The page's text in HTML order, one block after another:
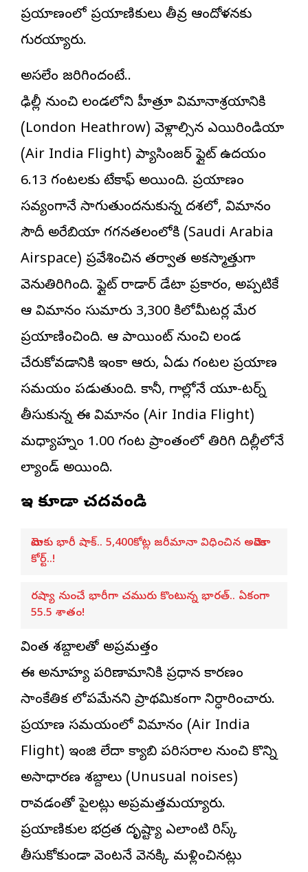
ప్రయాణంలో ప్రయాణికులు తీవ్ర ఆందోళనకు
గురయ్యారు.
అసలేం జరిగిందంటే..
ఢిల్లీ నుంచి లండన్‌లోని హీత్రూ విమానాశ్రయానికి
(London Heathrow) వెళ్లాల్సిన ఎయిరిండియా
(Air India Flight) ప్యాసింజర్ ఫ్లైట్ ఉదయం
6.13 గంటలకు టేకాఫ్ అయింది. ప్రయాణం
సవ్యంగానే సాగుతుందనుకున్న దశలో, విమానం
సౌదీ అరేబియా గగనతలంలోకి (Saudi Arabia
Airspace) ప్రవేశించిన తర్వాత అకస్మాత్తుగా
వెనుతిరిగింది. ఫ్లైట్ రాడార్ డేటా ప్రకారం, అప్పటికే
ఆ విమానం సుమారు 3,300 కిలోమీటర్ల మేర
ప్రయాణించింది. ఆ పాయింట్ నుంచి లండన్
చేరుకోవడానికి ఇంకా ఆరు, ఏడు గంటల ప్రయాణ
సమయం పడుతుంది. కానీ, గాల్లోనే యూ-టర్న్
తీసుకున్న ఈ విమానం (Air India Flight)
మధ్యాహ్నం 1.00 గంట ప్రాంతంలో తిరిగి దిల్లీలోనే
ల్యాండ్ అయింది.
ఇవి కూడా చదవండి
మెటాకు భారీ షాక్.. 5,400కోట్ల జరీమానా విధించిన అమెరికా
కోర్ట్..!
రష్యా నుంచే భారీగా చమురు కొంటున్న భారత్.. ఏకంగా
55.5 శాతం!
వింత శబ్దాలతో అప్రమత్తం
ఈ అనూహ్య పరిణామానికి ప్రధాన కారణం
సాంకేతిక లోపమేనని ప్రాథమికంగా నిర్ధారించారు.
ప్రయాణ సమయంలో విమానం (Air India
Flight) ఇంజిన్ లేదా క్యాబిన్ పరిసరాల నుంచి కొన్ని
అసాధారణ శబ్దాలు (Unusual noises)
రావడంతో పైలట్లు అప్రమత్తమయ్యారు.
ప్రయాణికుల భద్రత దృష్ట్యా ఎలాంటి రిస్క్
తీసుకోకుండా వెంటనే వెనక్కి మళ్లించినట్లు